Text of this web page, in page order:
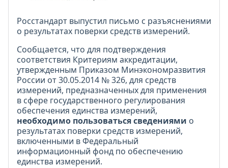
Росстандарт выпустил письмо с разъяснениями
о результатах поверки средств измерений.
Сообщается, что для подтверждения
соответствия Критериям аккредитации,
утвержденным Приказом Минэкономразвития
России от 30.05.2014 № 326, для средств
измерений, предназначенных для применения
в сфере государственного регулирования
обеспечения единства измерений,
необходимо пользоваться сведениями о
результатах поверки средств измерений,
включенными в Федеральный
информационный фонд по обеспечению
единства измерений.